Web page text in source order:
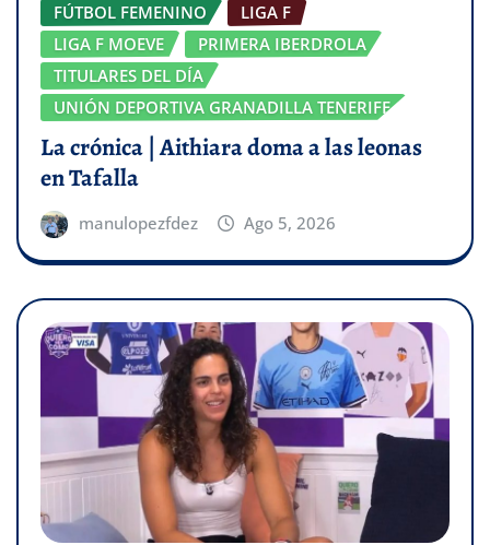
FÚTBOL FEMENINO
LIGA F
LIGA F MOEVE
PRIMERA IBERDROLA
TITULARES DEL DÍA
UNIÓN DEPORTIVA GRANADILLA TENERIFE
La crónica | Aithiara doma a las leonas
en Tafalla
manulopezfdez Ago 5, 2026